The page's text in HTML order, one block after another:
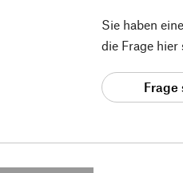
Sie haben
die Frage
Frage